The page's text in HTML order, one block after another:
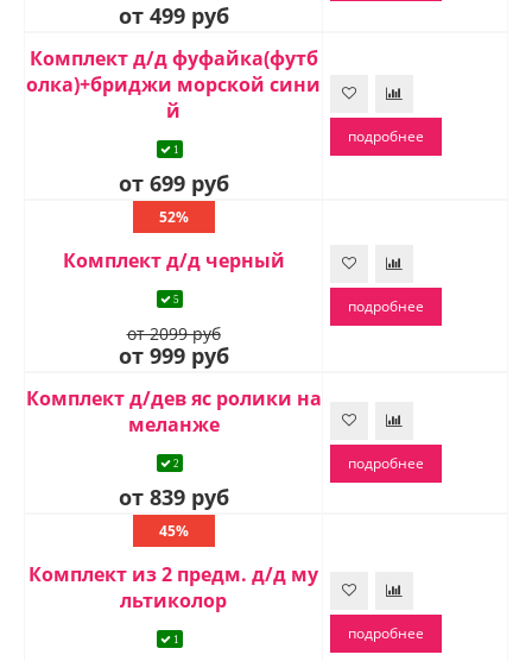
от 499 руб
Комплект д/д фуфайка(футб
олка)+бриджи морской сини
й
1
от 699 руб
подробнее
52%
Комплект д/д черный
5
от 2099 руб
от 999 руб
подробнее
Комплект д/дев яс ролики на
меланже
2
от 839 руб
подробнее
45%
Комплект из 2 предм. д/д му
льтиколор
1 подробнее